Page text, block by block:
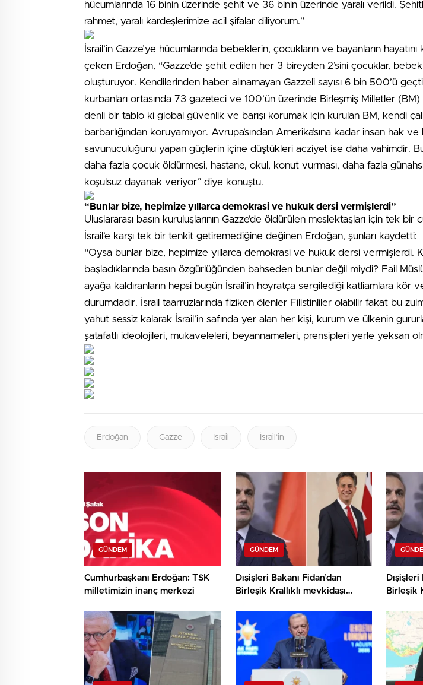
hücumlarında 16 binin üzerinde şehit ve 36 binin üzerinde yaralı verildi.
rahmet, yaralı kardeşlerimize acil şifalar diliyorum.”
İsrail’in Gazze’ye hücumlarında bebeklerin, çocukların ve bayanların
çeken Erdoğan, “Gazze’de şehit edilen her 3 bireyden 2’sini çocuklar,
oluşturuyor. Kendilerinden haber alınamayan Gazzeli sayısı 6 bin 500’ü
kurbanları ortasında 73 gazeteci ve 100’ün üzerinde Birleşmiş Milletler
denli bir tablo ki global güvenlik ve barışı korumak için kurulan BM, kendi
barbarlığından koruyamıyor. Avrupa’sından Amerika’sına kadar insan hak
savunuculuğunu yapan güçlerin içine düştükleri acziyet ise daha vahimdir.
daha fazla çocuk öldürmesi, hastane, okul, konut vurması, daha fazla
koşulsuz dayanak veriyor” diye konuştu.
“Bunlar bize, hepimize yıllarca demokrasi ve hukuk dersi vermişlerdi”
Uluslararası basın kuruluşlarının Gazze’de öldürülen meslektaşları için tek bir
İsrail’e karşı tek bir tenkit getiremediğine değinen Erdoğan, şunları kaydetti:
“Oysa bunlar bize, hepimize yıllarca demokrasi ve hukuk dersi vermişlerdi.
başladıklarında basın özgürlüğünden bahseden bunlar değil miydi? Fail
ayağa kaldıranların hepsi bugün İsrail’in hoyratça sergilediği katliamlara kör
durumdadır. İsrail taarruzlarında fiziken ölenler Filistinliler olabilir fakat bu
yahut sessiz kalarak İsrail’in safında yer alan her kişi, kurum ve ülkenin
şatafatlı ideolojileri, mukaveleleri, beyannameleri, prensipleri yerle yeksan
Erdoğan Gazze İsrail İsrail’in
GÜNDEM
Cumhurbaşkanı Erdoğan: TSK
milletimizin inanç merkezi
GÜNDEM
Dışişleri Bakanı Fidan’dan
Birleşik Krallıklı mevkidaşı
Dışişleri
Birleşik